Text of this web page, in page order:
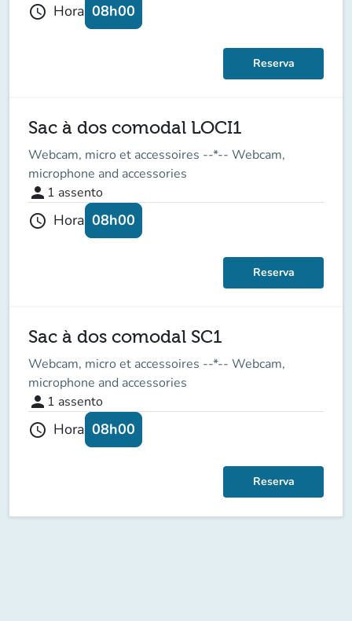
schedule Hora 08h00
Reserva
Sac à dos comodal LOCI1
Webcam, micro et accessoires --*-- Webcam,
microphone and accessories
person 1 assento
schedule Hora 08h00
Reserva
Sac à dos comodal SC1
Webcam, micro et accessoires --*-- Webcam,
microphone and accessories
person 1 assento
schedule Hora 08h00
Reserva